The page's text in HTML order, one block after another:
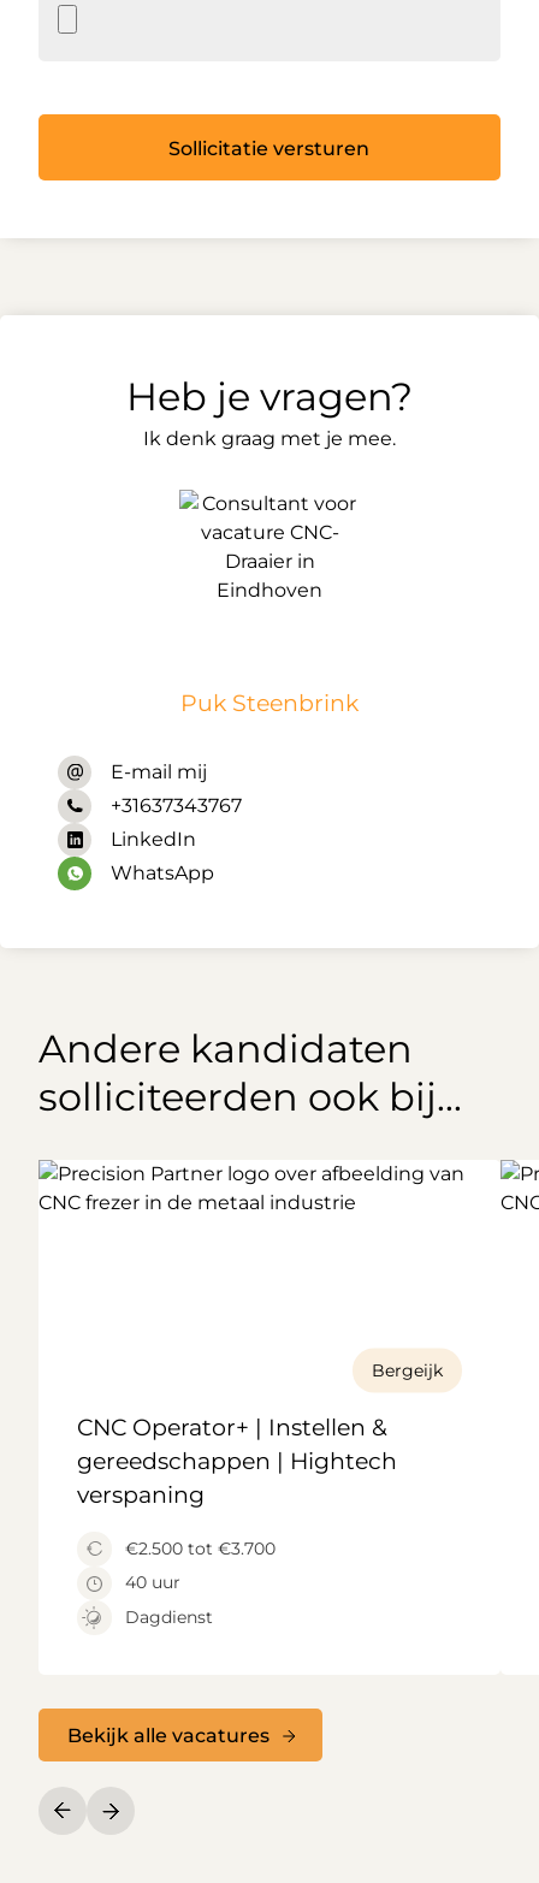
Heb je vragen?
Ik denk graag met je mee.
Puk Steenbrink
E-mail mij
+31637343767
LinkedIn
WhatsApp
Sollicitatie versturen
Andere kandidaten
solliciteerden ook bij...
CNC Operator+ | Instellen &
gereedschappen | Hightech
verspaning
Bergeijk
€2.500 tot €3.700
40 uur
Dagdienst
Bekijk alle vacatures